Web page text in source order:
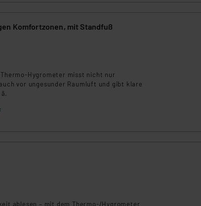
insbesondere der Art der übermittelten
Komfortzonen, mit Standfuß
Hygrometer misst nicht nur
vor ungesunder Raumluft und gibt klare
ablesen – mit dem Thermo-/Hygrometer